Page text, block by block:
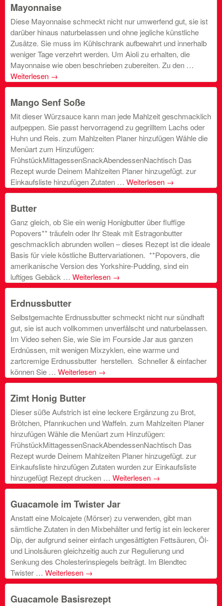
Mayonnaise
Diese Mayonnaise schmeckt nicht nur umwerfend gut, sie ist
darüber hinaus naturbelassen und ohne jegliche künstliche
Zusätze. Sie muss im Kühlschrank aufbewahrt und innerhalb
weniger Tage verzehrt werden. Um Aioli zu erhalten, die
Mayonnaise wie oben beschrieben zubereiten. Zu den …
Weiterlesen →
Mango Senf Soße
Mit dieser Würzsauce kann man jede Mahlzeit geschmacklich
aufpeppen. Sie passt hervorragend zu gegrilltem Lachs oder
Huhn und Reis. zum Mahlzeiten Planer hinzufügen Wähle die
Menüart zum Hinzufügen:
FrühstückMittagessenSnackAbendessenNachtisch Das
Rezept wurde Deinem Mahlzeiten Planer hinzugefügt. zur
Einkaufsliste hinzufügen Zutaten … Weiterlesen →
Butter
Ganz gleich, ob Sie ein wenig Honigbutter über fluffige
Popovers** träufeln oder Ihr Steak mit Estragonbutter
geschmacklich abrunden wollen – dieses Rezept ist die ideale
Basis für viele köstliche Buttervariationen. **Popovers, die
amerikanische Version des Yorkshire-Pudding, sind ein
luftiges Gebäck … Weiterlesen →
Erdnussbutter
Selbstgemachte Erdnussbutter schmeckt nicht nur sündhaft
gut, sie ist auch vollkommen unverfälscht und naturbelassen.
Im Video sehen Sie, wie Sie im Fourside Jar aus ganzen
Erdnüssen, mit wenigen Mixzyklen, eine warme und
zartcremige Erdnussbutter herstellen. Schneller & einfacher
können Sie … Weiterlesen →
Zimt Honig Butter
Dieser süße Aufstrich ist eine leckere Ergänzung zu Brot,
Brötchen, Pfannkuchen und Waffeln. zum Mahlzeiten Planer
hinzufügen Wähle die Menüart zum Hinzufügen:
FrühstückMittagessenSnackAbendessenNachtisch Das
Rezept wurde Deinem Mahlzeiten Planer hinzugefügt. zur
Einkaufsliste hinzufügen Zutaten wurden zur Einkaufsliste
hinzugefügt Rezept drucken … Weiterlesen →
Guacamole im Twister Jar
Anstatt eine Molcajete (Mörser) zu verwenden, gibt man
sämtliche Zutaten in den Mixbehälter und fertig ist ein leckerer
Dip, der aufgrund seiner einfach ungesättigten Fettsäuren, Öl-
und Linolsäuren gleichzeitig auch zur Regulierung und
Senkung des Cholesterinspiegels beiträgt. Im Blendtec
Twister … Weiterlesen →
Guacamole Basisrezept